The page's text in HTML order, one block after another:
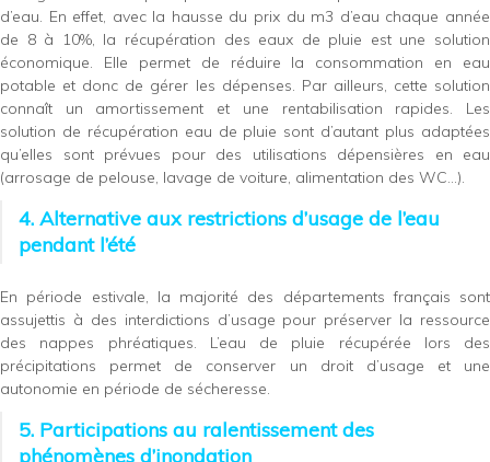
d’eau. En effet, avec la hausse du prix du m3 d’eau chaque année
de 8 à 10%, la récupération des eaux de pluie est une solution
économique. Elle permet de réduire la consommation en eau
potable et donc de gérer les dépenses. Par ailleurs, cette solution
connaît un amortissement et une rentabilisation rapides. Les
solution de récupération eau de pluie sont d’autant plus adaptées
qu’elles sont prévues pour des utilisations dépensières en eau
(arrosage de pelouse, lavage de voiture, alimentation des WC…).
4. Alternative aux restrictions d’usage de l’eau
pendant l’été
En période estivale, la majorité des départements français sont
assujettis à des interdictions d’usage pour préserver la ressource
des nappes phréatiques. L’eau de pluie récupérée lors des
précipitations permet de conserver un droit d’usage et une
autonomie en période de sécheresse.
5. Participations au ralentissement des
phénomènes d’inondation